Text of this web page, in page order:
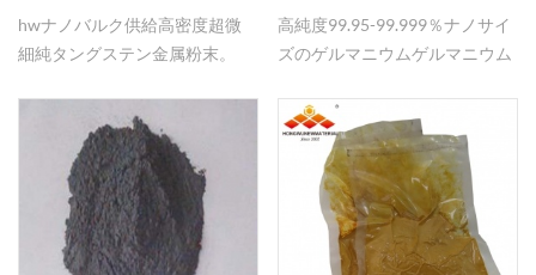
よび機能材料に広く使用されて
きた。そうです。 耐火材料の代
す。 zrb2-cベース耐火材料 2.
mgo-cベース耐火材料 3.al2o3-c
ベース耐火材料 4. zrb2-bnベー
スの耐火材料
て梱包してください。 ナノアル
ミナ熱伝導性粉末の応用： 1.熱
粉末を添加することにより、ポ
リプロピレン（pp）の熱伝導率
を高めることができ、アルミナ
粉末の熱伝導率の増加に伴って
アルミナ/ 熱伝導性シリコーン
ゴム2。 シリコーンゴムの熱伝
な射出成形特性を有する。焼成
温度を低下させて寸法安定性、
率、低誘電損失、良好な熱伝導
率、耐酸化性、低温性を得るこ
とができる装置の製造に用いる
ことができる熱膨張係数（シリ
コンに類似）。複合材料の場
合、半導体シリコンとの良好な
造に適している誘電体層は
10μm未満である）。添加量は
マグネシウム、ナノシリカ、ナ
ノアルミナ、ナノ酸化亜鉛等の
ナノ酸化マグネシウムを
0.5~4.0％含有するナノセラミッ
ク粉末であって、得られた遠赤
外線を有するナノセラミック粉
hwナノバルク供給高密度超微
細純タングステン金属粉末。
粉末
高純度99.95-99.999％ナノサイ
ズのゲルマニウムゲルマニウム
ルは、異なる形状&を提供して
います。ナノ粉末、微粉、カー
ボンナノチューブ、表面コーテ
ィング、分散液、化合物および
革新的な材料からなる群から選
択される。 金属ゲルマニウム粉